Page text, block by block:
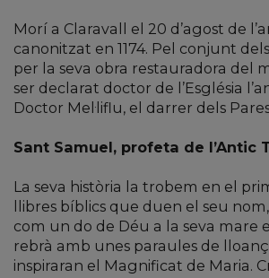
Morí a Claravall el 20 d’agost de
canonitzat en 1174. Pel conjunt
per la seva obra restauradora del
ser declarat doctor de l’Església
Doctor Mel·liflu, el darrer dels
Sant Samuel, profeta de l’Antic
La seva història la trobem en el
llibres bíblics que duen el seu
com un do de Déu a la seva mare
rebrà amb unes paraules de
inspiraran el Magnificat de Maria.